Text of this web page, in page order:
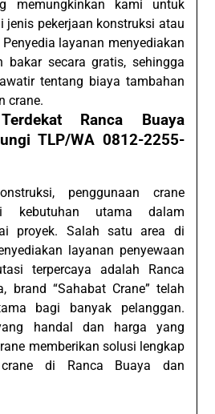
memungkinkan kami untuk
jenis pekerjaan konstruksi atau
layanan menyediakan
bakar secara gratis, sehingga
tentang biaya tambahan
crane.
Ranca Buaya
TLP/WA 0812-2255-
penggunaan crane
kebutuhan utama dalam
proyek. Salah satu area di
layanan penyewaan
terpercaya adalah Ranca
brand “Sahabat Crane” telah
bagi banyak pelanggan.
handal dan harga yang
memberikan solusi lengkap
di Ranca Buaya dan